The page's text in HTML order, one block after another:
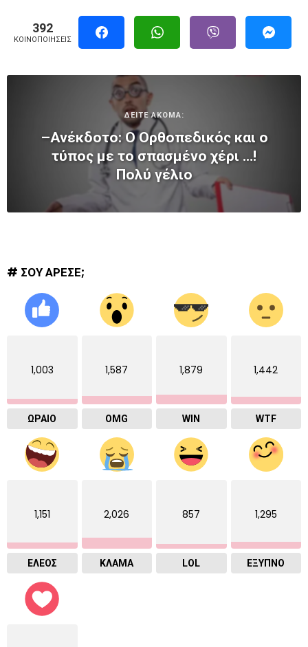
392
ΚΟΙΝΟΠΟΙΉΣΕΙΣ
ΔΕΙΤΕ ΑΚΟΜΑ:
–Ανέκδοτο: Ο Ορθοπεδικός και ο
τύπος με το σπασμένο χέρι …!
Πολύ γέλιο
# ΣΟΥ ΑΡΕΣΕ;
1,003
ΩΡΑΙΟ
1,587
OMG
1,879
WIN
1,442
WTF
1,151
ΕΛΕΟΣ
2,026
ΚΛΑΜΑ
857
LOL
1,295
ΈΞΥΠΝΟ